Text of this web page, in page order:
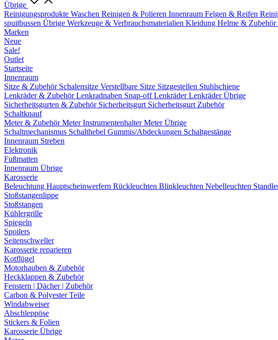
Übrige
Reinigungsprodukte Waschen Reinigen & Polieren Innenraum Felgen & Reifen
spuitbussen Übrige Werkzeuge & Verbrauchsmaterialien Kleidung Helme & Zubehör
Marken
Neue
Sale!
Outlet
Startseite
Innenraum
Sitze & Zubehör Schalensitze Verstellbare Sitze Sitzgestellen Stuhlschiene
Lenkräder & ZubehörLenkradnaben Snap-offLenkräderLenkräder Übrige
Sicherheitsgurten & Zubehör Sicherheitsgurt Sicherheitsgurt Zubehör
Schaltknauf
Meter & ZubehörMeterInstrumentenhalterMeter Übrige
Schaltmechanismus Schalthebel Gummis/Abdeckungen Schaltgestänge
Innenraum Streben
Elektronik
Fußmatten
Innenraum Übrige
Karosserie
Beleuchtung Hauptscheinwerfern Rückleuchten Blinkleuchten Nebelleuchten
Stoßstangenlippe
Stoßstangen
Kühlergrille
Spiegeln
Spoilers
Seitenschweller
Karosserie reparieren
Kotflügel
Motorhauben & Zubehör
Heckklappen & Zubehör
Fenstern | Dächer | Zubehör
Carbon & Polyester Teile
Windabweiser
Abschleppöse
Stickers & Folien
Karosserie Übrige